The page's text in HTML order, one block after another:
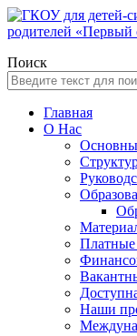
Поиск
Главная
О Нас
Платные
Наши